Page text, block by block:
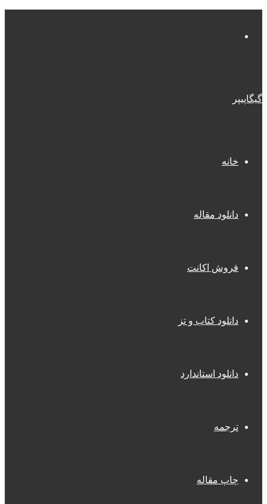
گیگاپیپر
خانه
دانلود مقاله
فروش اکانت
دانلود کتاب و تز
دانلود استاندارد
ترجمه
چاپ مقاله